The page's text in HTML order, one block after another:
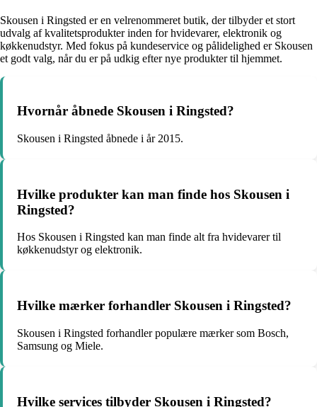
Skousen i Ringsted er en velrenommeret butik, der tilbyder et stort
udvalg af kvalitetsprodukter inden for hvidevarer, elektronik og
køkkenudstyr. Med fokus på kundeservice og pålidelighed er Skousen
et godt valg, når du er på udkig efter nye produkter til hjemmet.
Hvornår åbnede Skousen i Ringsted?
Skousen i Ringsted åbnede i år 2015.
Hvilke produkter kan man finde hos Skousen i
Ringsted?
Hos Skousen i Ringsted kan man finde alt fra hvidevarer til
køkkenudstyr og elektronik.
Hvilke mærker forhandler Skousen i Ringsted?
Skousen i Ringsted forhandler populære mærker som Bosch,
Samsung og Miele.
Hvilke services tilbyder Skousen i Ringsted?